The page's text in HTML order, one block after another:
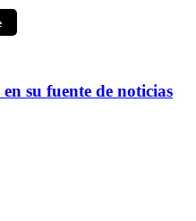
en su fuente de noticias